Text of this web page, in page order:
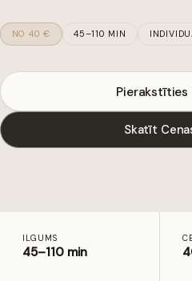
NO 40 € 45–110 MIN
Skatīt
ILGUMS
45–110 min